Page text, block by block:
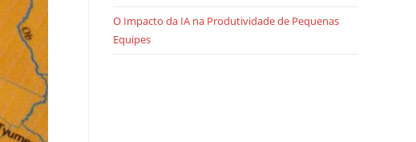
O Impacto da IA na Produtividade de Pequenas
Equipes